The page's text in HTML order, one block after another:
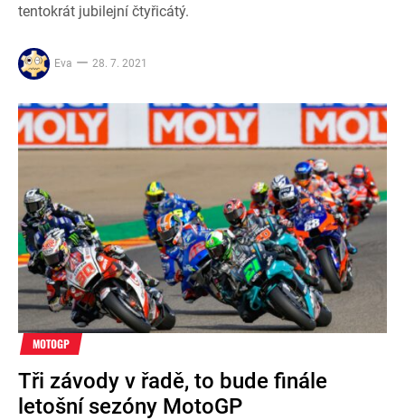
tentokrát jubilejní čtyřicátý.
Eva 28. 7. 2021
MOTOGP
Tři závody v řadě, to bude finále
letošní sezóny MotoGP